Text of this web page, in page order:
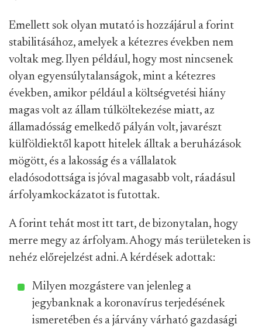
Emellett sok olyan mutató is hozzájárul a forint
stabilitásához, amelyek a kétezres években nem
voltak meg. Ilyen például, hogy most nincsenek
olyan egyensúlytalanságok, mint a kétezres
években, amikor például a költségvetési hiány
magas volt az állam túlköltekezése miatt, az
államadósság emelkedő pályán volt, javarészt
külföldiektől kapott hitelek álltak a beruházások
mögött, és a lakosság és a vállalatok
eladósodottsága is jóval magasabb volt, ráadásul
árfolyamkockázatot is futottak.
A forint tehát most itt tart, de bizonytalan, hogy
merre megy az árfolyam. Ahogy más területeken is
nehéz előrejelzést adni. A kérdések adottak:
Milyen mozgástere van jelenleg a
jegybanknak a koronavírus terjedésének
ismeretében és a járvány várható gazdasági